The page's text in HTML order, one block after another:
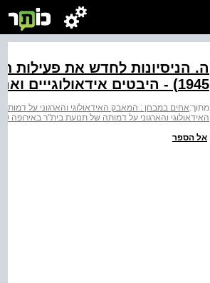
1945) - היבטים אידאולוגייים וארגוניים
מתוך:אחים במבחן : המאבק האידאולוגי והארגוני על דמותה של
האידאולוגי והארגוני על דמותה של תנועת בית"ר באירופה ‭1946-1939‬
אל הספר